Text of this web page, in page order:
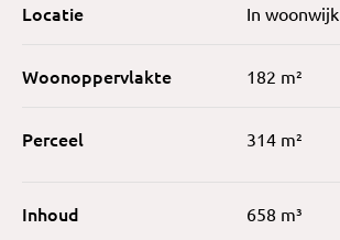
Locatie In woonwijk
Woonoppervlakte 182 m²
Perceel 314 m²
Inhoud 658 m³